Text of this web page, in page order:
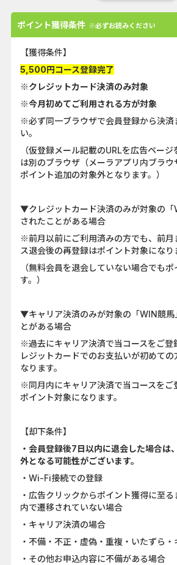
ポイント獲得条件 ※必ずお読みください
【獲得条件】
5,500円コース登録完了
※クレジットカード決済のみ対象
※今月初めてご利用される方が対象
※必ず同一ブラウザで会員登録から決済
い。
（仮登録メール記載のURLを広告ペー
は別のブラウザ（メーラアプリ内ブラ
ポイント追加の対象外となります。）
▼クレジットカード決済のみが対象の「
されたことがある場合
※前月以前にご利用済みの方でも、前月
ス退会後の再登録はポイント対象になり
（無料会員を退会していない場合でも
す。）
▼キャリア決済のみが対象の「WIN競馬
とがある場合
※過去にキャリア決済で当コースをご登
レジットカードでのお支払いが初めて
なります。
※同月内にキャリア決済で当コースをご
ポイント対象になります。
【却下条件】
・会員登録後7日以内に退会した場合は
外となる可能性がございます。
・Wi-Fi接続での登録
・広告クリックからポイント獲得に至
内で遷移されていない場合
・キャリア決済の場合
・不備・不正・虚偽・重複・いたずら
・その他お申込内容に不備がある場合